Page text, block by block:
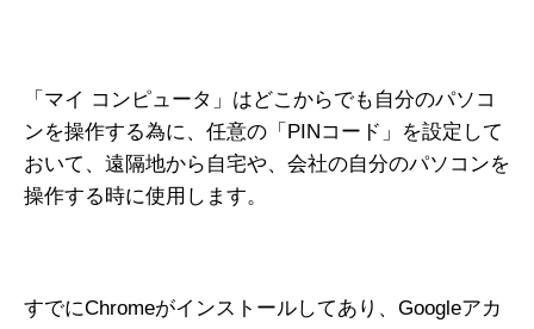
「マイ コンピュータ」はどこからでも自分のパソコ
ンを操作する為に、任意の「PINコード」を設定して
おいて、遠隔地から自宅や、会社の自分のパソコンを
操作する時に使用します。
すでにChromeがインストールしてあり、Googleアカ